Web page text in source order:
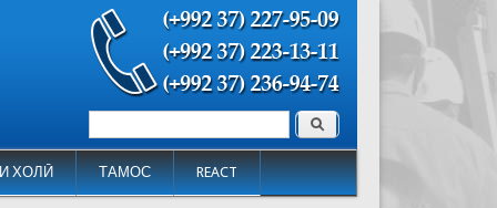
ХОЛӢ ТАМОС REACT
Форма поиска Поиск